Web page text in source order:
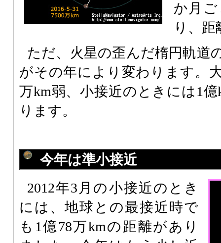
か月
り、
ただ、火星の歪んだ楕円軌道
がその年により変わります。
万km弱、小接近のときには1
ります。
今年は準小接近
2012年3月の小接近のとき
には、地球との最接近時で
も1億78万kmの距離があり